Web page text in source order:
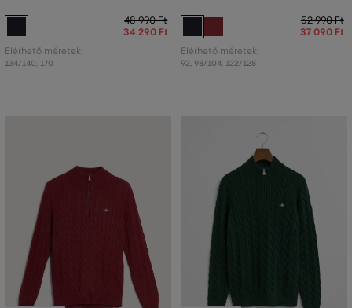
48 990 Ft
34 290 Ft
Elérhető méretek:
134/140, 170
52 990 Ft
37 090 Ft
Elérhető méretek:
92, 98/104, 122/128